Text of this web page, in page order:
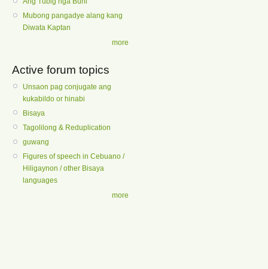
Mubong pangadye alang kang
Diwata Kaptan
more
Active forum topics
Unsaon pag conjugate ang
kukabildo or hinabi
Bisaya
Tagolilong & Reduplication
guwang
Figures of speech in Cebuano /
Hiligaynon / other Bisaya
languages
more